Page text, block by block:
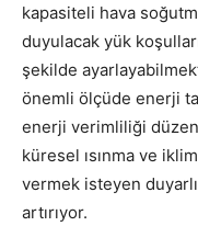
kapasiteli hava
duyulacak yük
şekilde
önemli ölçüde enerji
enerji verimliliği
küresel ısınma ve
vermek isteyen
artırıyor.